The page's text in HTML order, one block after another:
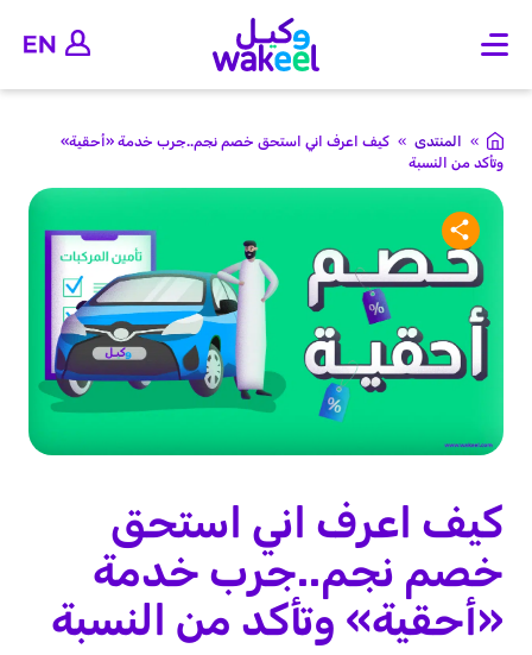
O
e
m
a
n
» المنتدى » كيف اعرف اني استحق خصم نجم..جرب خدمة «أحقية»
وتأكد من النسبة
كيف اعرف اني استحق
خصم نجم..جرب خدمة
«أحقية» وتأكد من النسبة